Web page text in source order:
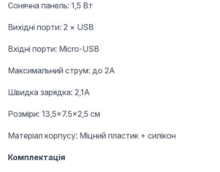
Сонячна панель: 1,5 Вт
Вихідні порти: 2 × USB
Вхідні порти: Micro-USB
Максимальний струм: до 2A
Швидка зарядка: 2,1A
Розміри: 13,5×7.5×2,5 см
Матеріал корпусу: Міцний пластик + силікон
Комплектація